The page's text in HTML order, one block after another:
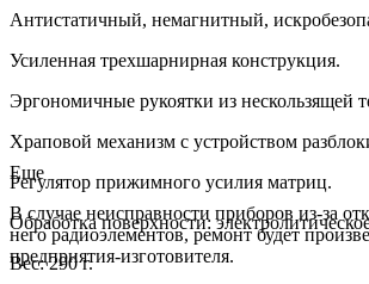
Антистатичный, немагнитный,
Усиленная трехшарнирная конструкция.
Эргономичные рукоятки из нескользящей
Храповой механизм с устройством
Регулятор прижимного усилия матриц.
Обработка поверхности:
Вес: 290 г.
Еще
В случае неисправности приборов из-за
него радиоэлементов, ремонт будет
предприятия-изготовителя.